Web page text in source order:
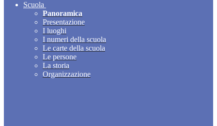
Scuola
Panoramica
Presentazione
I luoghi
I numeri della scuola
Le carte della scuola
Le persone
La storia
Organizzazione